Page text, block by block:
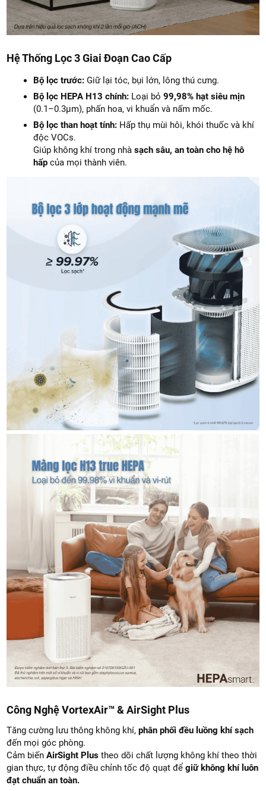
Hệ Thống Lọc 3 Giai Đoạn Cao Cấp
Bộ lọc trước: Giữ lại tóc, bụi lớn, lông thú cưng.
Bộ lọc HEPA H13 chính: Loại bỏ99,98% hạt siêu mịn
(0.1–0.3µm), phấn hoa, vi khuẩn và nấm mốc.
Bộ lọc than hoạt tính: Hấp thụ mùi hôi, khói thuốc và khí
độc VOCs.
Giúp không khí trong nhàsạch sâu, an toàn cho hệ hô
hấp của mọi thành viên.
Công Nghệ VortexAir™ & AirSight Plus
Tăng cường lưu thông không khí,phân phối đều luồng khí sạch
đến mọi góc phòng.
Cảm biếnAirSight Plus theo dõi chất lượng không khí theo thời
gian thực, tự động điều chỉnh tốc độ quạt đểgiữ không khí luôn
đạt chuẩn an toàn.